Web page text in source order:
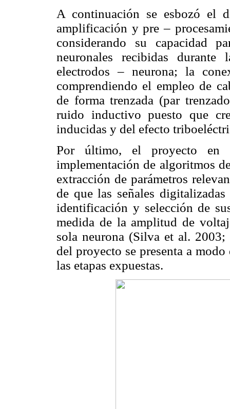
A continuación se esbozó el
amplificación y pre –
considerando su capacidad
neuronales recibidas
electrodos – neurona; la
comprendiendo el empleo de
de forma trenzada (par
ruido inductivo puesto que
inducidas y del efecto
Por último, el proyecto en
implementación de algoritmos
extracción de parámetros
de que las señales
identificación y selección de
medida de la amplitud de
sola neurona (Silva et al.
del proyecto se presenta a
las etapas expuestas.